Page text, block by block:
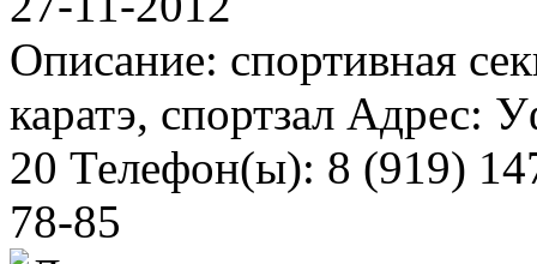
Описание: спортивная
каратэ, спортзал Адрес:
20 Телефон(ы): 8 (919)
78-85